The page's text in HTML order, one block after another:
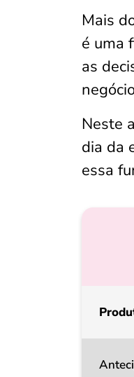
Mais
é uma
as
Neste
dia da
essa